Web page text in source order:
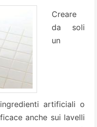
Creare
da soli
un
artificiali o
anche sui lavelli